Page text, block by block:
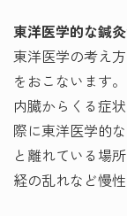
東洋医学的な鍼
東洋医学の考え
をおこないます。
内臓からくる症
際に東洋医学的
と離れている場
経の乱れなど慢